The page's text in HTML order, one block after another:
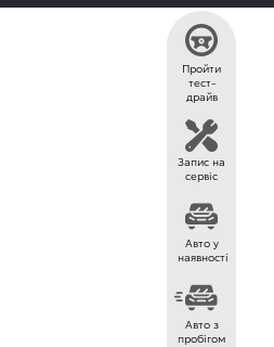
Пройти
тест-
драйв
Запис на
сервіс
Авто у
наявності
Авто з
пробігом